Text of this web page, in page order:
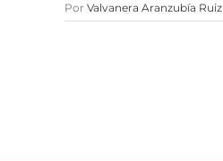
Por Valvanera Aranzubía Ruiz